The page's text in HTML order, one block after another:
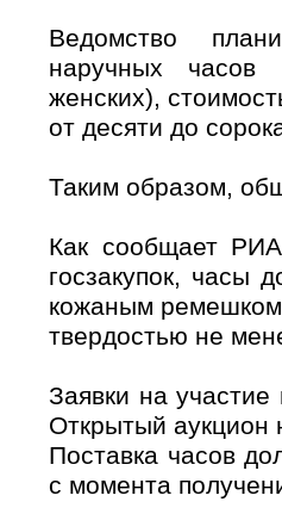
Ведомство
наручных
женских),
от десяти до
Таким образом,
Как сообщает
госзакупок, часы
кожаным
твердостью не
Заявки на
Открытый аукцион
Поставка часов
с момента